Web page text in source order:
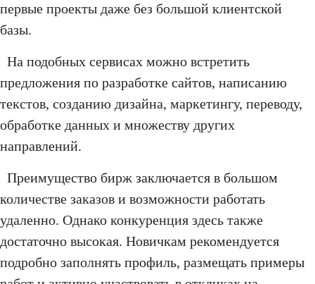
первые проекты даже без большой клиентской
базы.
На подобных сервисах можно встретить
предложения по разработке сайтов, написанию
текстов, созданию дизайна, маркетингу, переводу,
обработке данных и множеству других
направлений.
Преимущество бирж заключается в большом
количестве заказов и возможности работать
удаленно. Однако конкуренция здесь также
достаточно высокая. Новичкам рекомендуется
подробно заполнять профиль, размещать примеры